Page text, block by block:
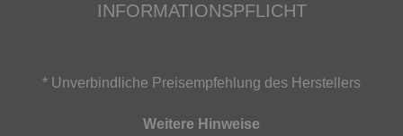
INFORMATIONSPFLICHT
* Unverbindliche Preisempfehlung des Herstellers
Weitere Hinweise